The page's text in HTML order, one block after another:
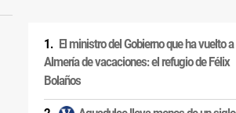
El ministro del Gobierno que ha vuelto a
Almería de vacaciones: el refugio de Félix
Bolaños